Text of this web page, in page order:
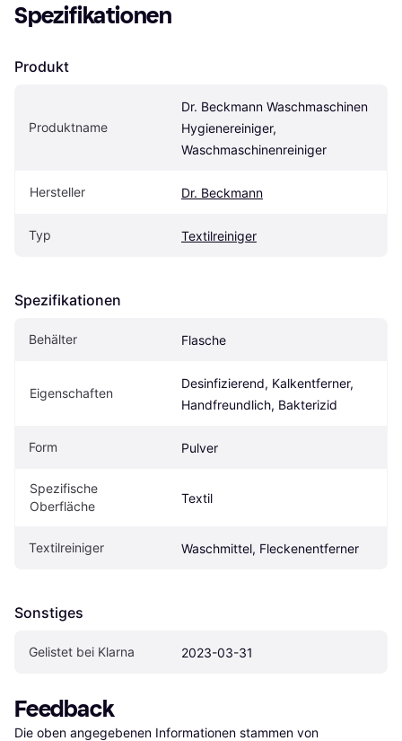
Spezifikationen
Produkt
Produktname
Dr. Beckmann Waschmaschinen
Hygienereiniger,
Waschmaschinenreiniger
Hersteller Dr. Beckmann
Typ Textilreiniger
Spezifikationen
Behälter Flasche
Eigenschaften
Desinfizierend, Kalkentferner,
Handfreundlich, Bakterizid
Form Pulver
Spezifische
Oberfläche
Textil
Textilreiniger Waschmittel, Fleckenentferner
Sonstiges
Gelistet bei Klarna 2023-03-31
Feedback
Die oben angegebenen Informationen stammen von